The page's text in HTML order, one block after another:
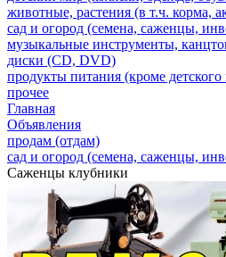
животные, растения (в т.ч. корма,
сад и огород (семена, саженцы,
музыкальные инструменты,
диски (CD, DVD)
продукты питания (кроме детского
прочее
Главная
Объявления
продам (отдам)
сад и огород (семена, саженцы,
Саженцы клубники